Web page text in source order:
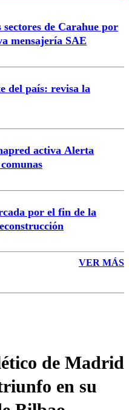
sectores de Carahue por
mensajería SAE
del país: revisa la
activa Alerta
por el fin de la
VER MÁS
de Madrid
en su